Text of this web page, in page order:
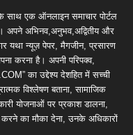
साथ एक ऑनलाइन समाचार पोर्टल
अपने अभिनव,अनुभव,अद्वितीय और
यथा न्यूज़ पेपर, मैगजीन, प्रसारण
करना है। अपनी परिपक्व,
का उद्देश्य देशहित में सच्ची
विश्लेषण बताना, सामाजिक
योजनाओं पर प्रकाश डालना,
का मौका देना, उनके अधिकारों